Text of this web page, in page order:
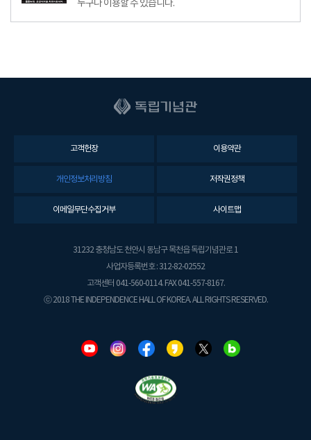
누구나 이용할 수 있습니다.
고객헌장 이용약관
개인정보처리방침 저작권정책
이메일무단수집거부 사이트맵
31232 충청남도 천안시 동남구 목천읍 독립기념관로 1
사업자등록번호 : 312-82-02552
고객센터 041-560-0114. FAX 041-557-8167.
ⓒ 2018 THE INDEPENDENCE HALL OF KOREA. ALL RIGHTS RESERVED.